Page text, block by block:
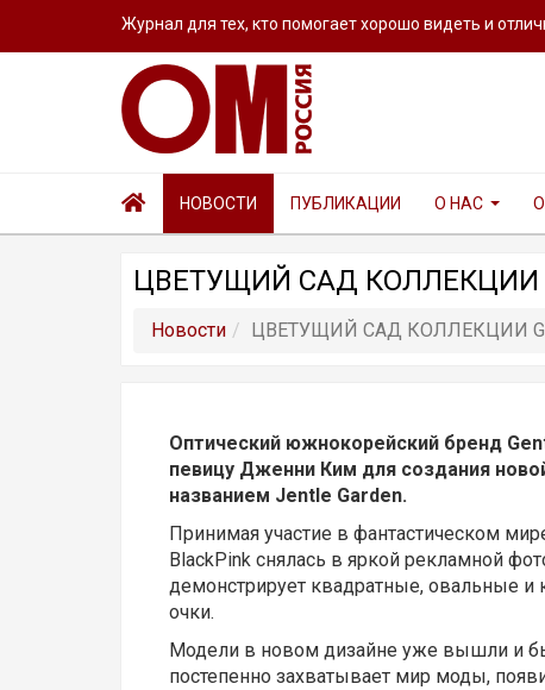
Журнал для тех, кто помогает хорошо видеть и
НОВОСТИ ПУБЛИКАЦИИ О НАС
ЦВЕТУЩИЙ САД КОЛЛЕКЦИИ
Новости ЦВЕТУЩИЙ САД КОЛЛЕКЦИИ
Оптический южнокорейский бренд
певицу Дженни Ким для создания
названием Jentle Garden.
Принимая участие в фантастическом
BlackPink снялась в яркой рекламной
демонстрирует квадратные, овальные
очки.
Модели в новом дизайне уже вышли и
постепенно захватывает мир моды,